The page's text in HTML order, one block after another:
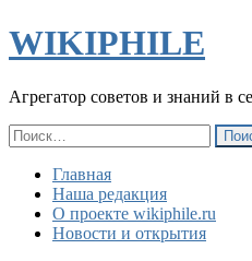
WIKIPHILE
Агрегатор советов и знаний в
Найти:
Главная
Наша редакция
О проекте wikiphile.ru
Новости и открытия